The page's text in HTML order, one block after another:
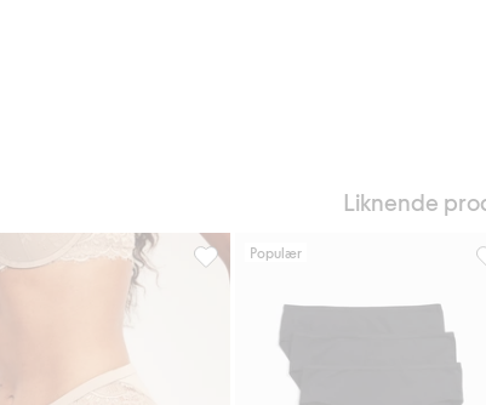
Liknende
med blonder, Legg til i favoriterBrieftruser med blonder, Legg til i
Populær